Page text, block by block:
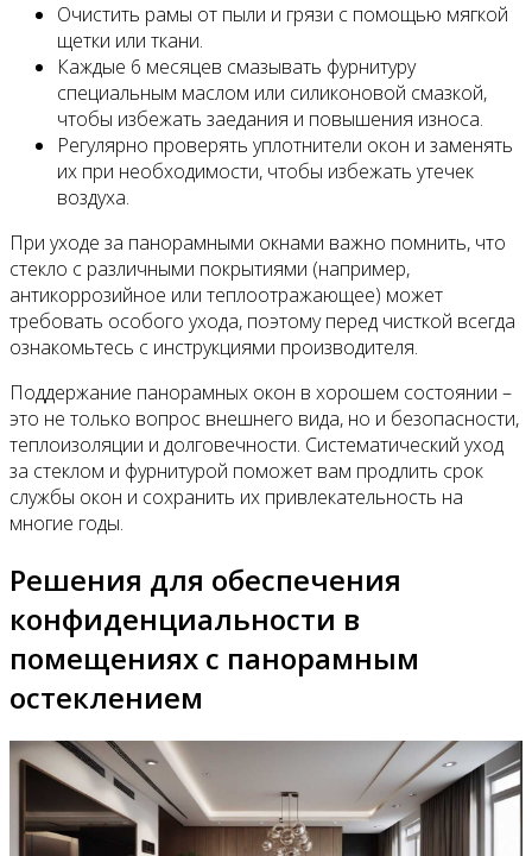
Очистить рамы от пыли и грязи с помощью мягкой
щетки или ткани.
Каждые 6 месяцев смазывать фурнитуру
специальным маслом или силиконовой смазкой,
чтобы избежать заедания и повышения износа.
Регулярно проверять уплотнители окон и заменять
их при необходимости, чтобы избежать утечек
воздуха.
При уходе за панорамными окнами важно помнить, что
стекло с различными покрытиями (например,
антикоррозийное или теплоотражающее) может
требовать особого ухода, поэтому перед чисткой всегда
ознакомьтесь с инструкциями производителя.
Поддержание панорамных окон в хорошем состоянии –
это не только вопрос внешнего вида, но и безопасности,
теплоизоляции и долговечности. Систематический уход
за стеклом и фурнитурой поможет вам продлить срок
службы окон и сохранить их привлекательность на
многие годы.
Решения для обеспечения
конфиденциальности в
помещениях с панорамным
остеклением